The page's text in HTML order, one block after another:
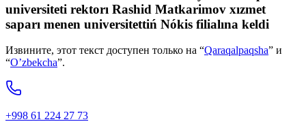
universiteti rektorı Rashid Matkarimov xızmet
saparı menen universitettiń Nókis filialına keldi
Извините, этот текст доступен только на “Qaraqalpaqsha” и
“O’zbekcha”.
+998 61 224 27 73